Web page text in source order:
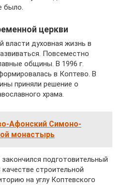
было.
церкви
власти духовная жизнь в
Повсеместно
общины. В 1996 г.
в Коптево. В
приняли решение о
храма.
Афонский Симоно-
монастырь
подготовительный
строительной
на углу Коптевского